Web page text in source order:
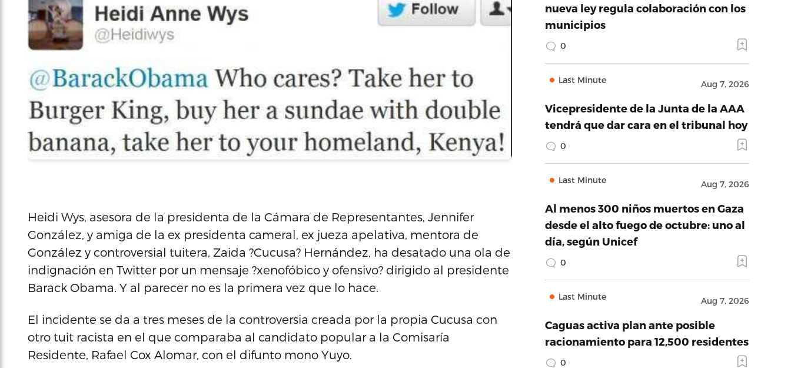
Heidi Wys, asesora de la presidenta de la Cámara de Representantes, Jennifer
González, y amiga de la ex presidenta cameral, ex jueza apelativa, mentora de
González y controversial tuitera, Zaida ?Cucusa? Hernández, ha desatado una ola de
indignación en Twitter por un mensaje ?xenofóbico y ofensivo? dirigido al presidente
Barack Obama. Y al parecer no es la primera vez que lo hace.
El incidente se da a tres meses de la controversia creada por la propia Cucusa con
otro tuit racista en el que comparaba al candidato popular a la Comisaría
Residente, Rafael Cox Alomar, con el difunto mono Yuyo.
nueva ley regula colaboración con los
municipios
0
Last Minute Aug 7, 2026
Vicepresidente de la Junta de la AAA
tendrá que dar cara en el tribunal hoy
0
Last Minute Aug 7, 2026
Al menos 300 niños muertos en Gaza
desde el alto fuego de octubre: uno al
día, según Unicef
0
Last Minute Aug 7, 2026
Caguas activa plan ante posible
racionamiento para 12,500 residentes
0